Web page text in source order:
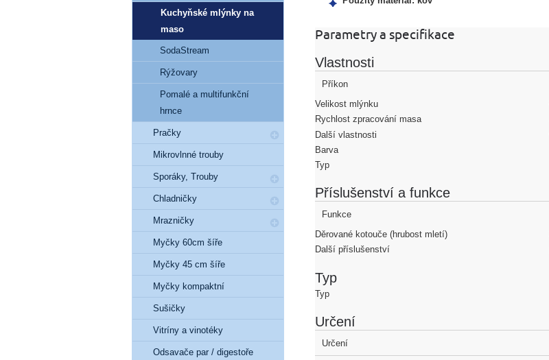
Parametry a specifikace
Vlastnosti
Příkon
Velikost mlýnku
Rychlost zpracování masa
Další vlastnosti
Barva
Typ
Příslušenství a funkce
Funkce
Děrované kotouče (hrubost mletí)
Další příslušenství
Typ
Typ
Určení
Určení
Kuchyňské mlýnky na
maso
SodaStream
Rýžovary
Pomalé a multifunkční
hrnce
Pračky
Mikrovlnné trouby
Sporáky, Trouby
Chladničky
Mrazničky
Myčky 60cm šíře
Myčky 45 cm šíře
Myčky kompaktní
Sušičky
Vitríny a vinotéky
Odsavače par / digestoře